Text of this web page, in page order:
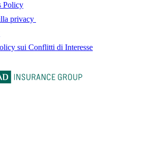
Policy
privacy
sui Conflitti di Interesse